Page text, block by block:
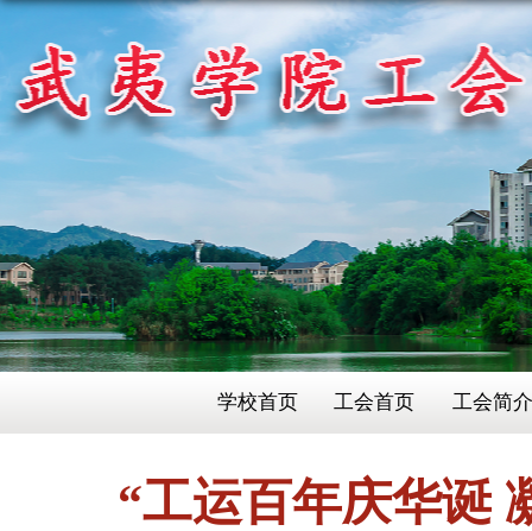
学校首页 工会首页 工会简介
“工运百年庆华诞